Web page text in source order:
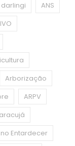
ANS
Arborização
ARPV
Entardecer